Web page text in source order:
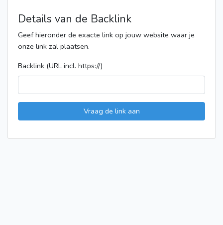
Details van de Backlink
Geef hieronder de exacte link op jouw website waar je
onze link zal plaatsen.
Backlink (URL incl. https://)